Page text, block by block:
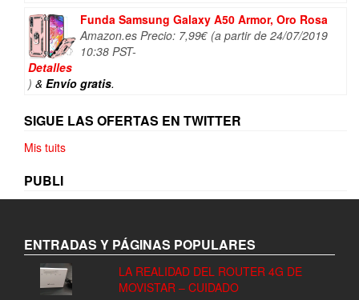
Funda Samsung Galaxy A50 Armor, Oro Rosa
Amazon.es Precio: 7,99€ (a partir de 24/07/2019
10:38 PST-
Detalles
) & Envío gratis.
SIGUE LAS OFERTAS EN TWITTER
Mis tuits
PUBLI
ENTRADAS Y PÁGINAS POPULARES
LA REALIDAD DEL ROUTER 4G DE
MOVISTAR – CUIDADO